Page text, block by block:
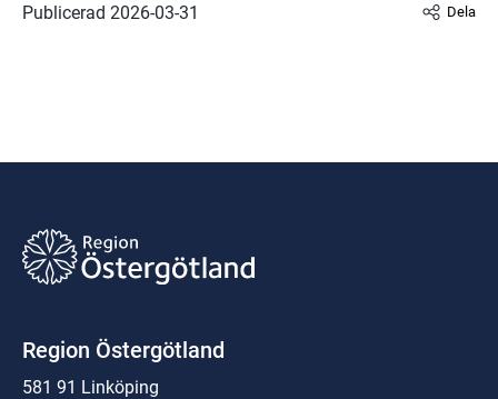
Publicerad 2026-03-31 Dela
Region Östergötland
581 91 Linköping